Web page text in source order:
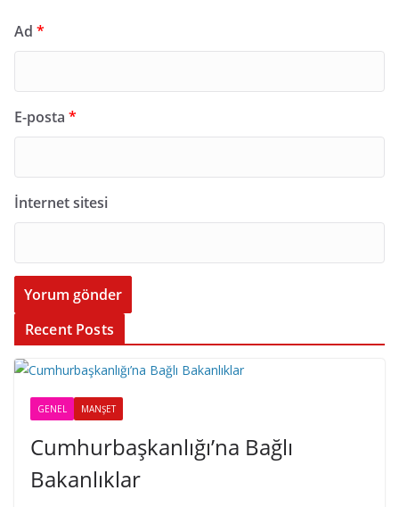
Ad *
E-posta *
İnternet sitesi
Recent Posts
GENEL MANŞET
Cumhurbaşkanlığı’na Bağlı
Bakanlıklar